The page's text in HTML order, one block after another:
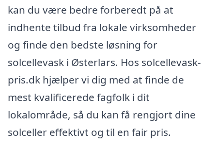
kan du være bedre forberedt på at
indhente tilbud fra lokale virksomheder
og finde den bedste løsning for
solcellevask i Østerlars. Hos solcellevask-
pris.dk hjælper vi dig med at finde de
mest kvalificerede fagfolk i dit
lokalområde, så du kan få rengjort dine
solceller effektivt og til en fair pris.